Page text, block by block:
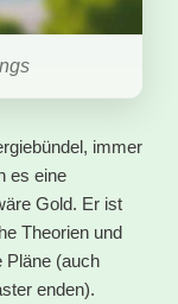
immer
es eine
Gold. Er ist
Theorien und
Pläne (auch
enden).